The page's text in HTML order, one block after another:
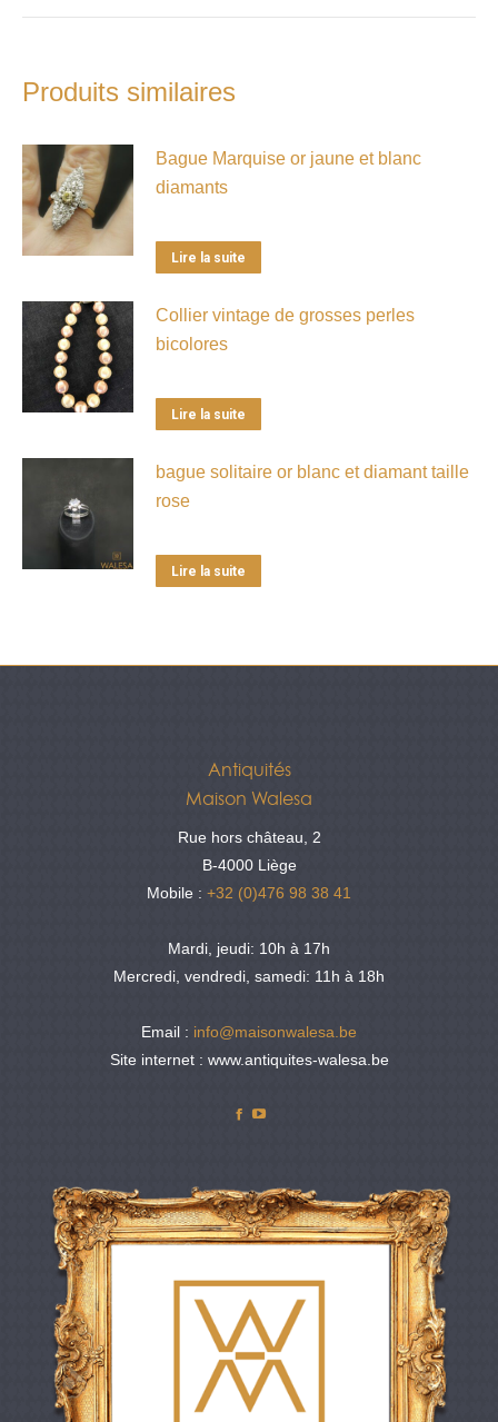
Produits similaires
Bague Marquise or jaune et blanc
diamants
Lire la suite
Collier vintage de grosses perles
bicolores
Lire la suite
bague solitaire or blanc et diamant taille
rose
Lire la suite
Antiquités
Maison Walesa
Rue hors château, 2
B-4000 Liège
Mobile : +32 (0)476 98 38 41
Mardi, jeudi: 10h à 17h
Mercredi, vendredi, samedi: 11h à 18h
Email : info@maisonwalesa.be
Site internet : www.antiquites-walesa.be
Facebook